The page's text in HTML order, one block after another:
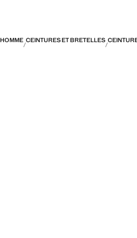
HOMME CEINTURES ET BRETELLES